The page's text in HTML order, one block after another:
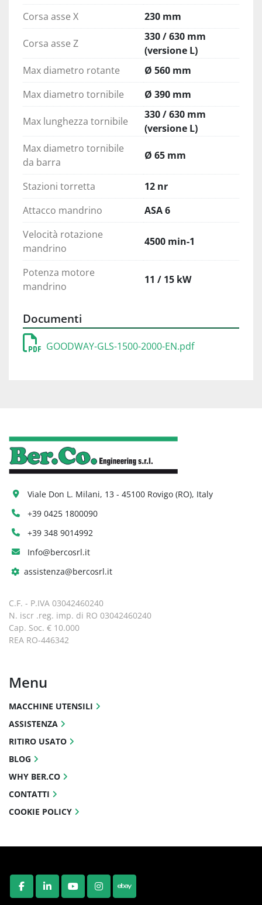
Corsa asse X 230 mm
Corsa asse Z
330 / 630 mm
(versione L)
Max diametro rotante
Ø 560 mm
Max diametro tornibile
Ø 390 mm
Max lunghezza tornibile
330 / 630 mm
(versione L)
Max diametro tornibile
da barra
Ø 65 mm
Stazioni torretta
12 nr
Attacco mandrino
ASA 6
Velocità rotazione
mandrino
4500 min-1
Potenza motore
mandrino
11 / 15 kW
Documenti
GOODWAY-GLS-1500-2000-EN.pdf
FACEBOOK
LINKEDINYOUTUBEINSTAGRAM
EBAY
Viale Don L. Milani, 13 - 45100 Rovigo (RO), Italy
+39 0425 1800090
+39 348 9014992
Info@bercosrl.it
assistenza@bercosrl.it
C.F. - P.IVA 03042460240
N. iscr .reg. imp. di RO 03042460240
Cap. Soc. € 10.000
REA RO-446342
Menu
MACCHINE UTENSILI
ASSISTENZA
RITIRO USATO
BLOG
WHY BER.CO
CONTATTI
COOKIE POLICY